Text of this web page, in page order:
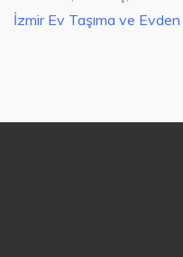
İzmir Ev Taşıma ve